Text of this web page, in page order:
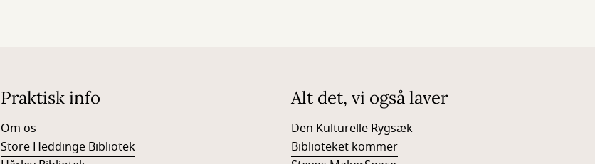
Praktisk info
Om os
Store Heddinge Bibliotek
Alt det, vi også laver
Den Kulturelle Rygsæk
Biblioteket kommer